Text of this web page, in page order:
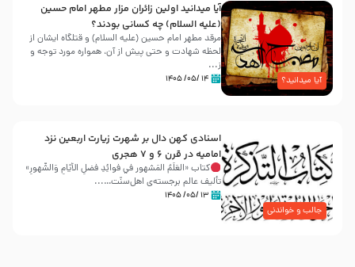
آیا میدانید؟
آیا میدانید اولین زائران مزار مطهر امام حسین
(علیه السلام) چه کسانی بودند؟
مرقد مطهر امام حسین (علیه السلام) و قتلگاه ایشان از
لحظه شهادت و حتی پیش از آن، همواره مورد توجه و
ز...
۱۴ /۰۵/ ۱۴۰۵
جالب و خواندنی
اسنادی کهن دال بر شهرت زیارت اربعین نزد
امامیه در قرن ۶ و ۷ هجری
کتاب «العَلَمُ المَشهور في فَوائِدِ فَضلِ الأيّامِ وَالشُّهورِ»
تألیف عالم برجسته‌ی اهل‌سنّت…...
۱۳ /۰۵/ ۱۴۰۵